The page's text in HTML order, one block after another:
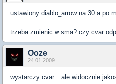
ustawiony diablo_arrow na 30 a po
trzeba zmienic w sma? czy cvar
Ooze
24.01.2009
wystarczy cvar... ale widocznie